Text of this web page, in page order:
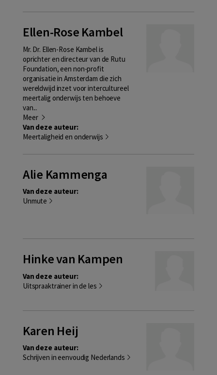
Ellen-Rose Kambel
Mr. Dr. Ellen-Rose Kambel is
oprichter en directeur van de Rutu
Foundation, een non-profit
organisatie in Amsterdam die zich
wereldwijd inzet voor intercultureel
meertalig onderwijs ten behoeve
van...
Meer
Van deze auteur:
Meertaligheid en onderwijs
Alie Kammenga
Van deze auteur:
Unmute
Hinke van Kampen
Van deze auteur:
Uitspraaktrainer in de les
Karen Heij
Van deze auteur:
Schrijven in eenvoudig Nederlands